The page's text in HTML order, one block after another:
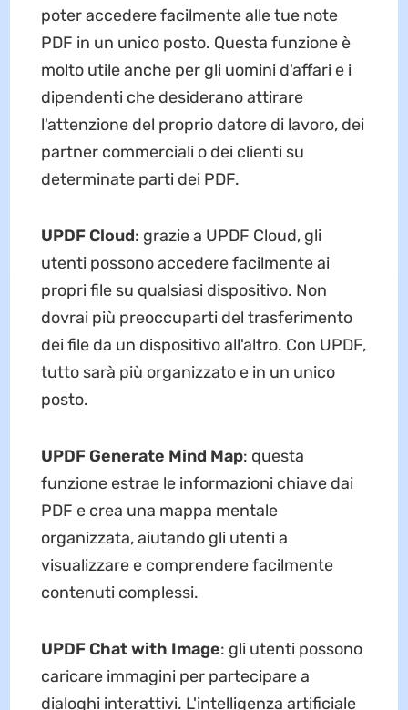
poter accedere facilmente alle tue note
PDF in un unico posto. Questa funzione è
molto utile anche per gli uomini d'affari e i
dipendenti che desiderano attirare
l'attenzione del proprio datore di lavoro, dei
partner commerciali o dei clienti su
determinate parti dei PDF.
UPDF Cloud: grazie a UPDF Cloud, gli
utenti possono accedere facilmente ai
propri file su qualsiasi dispositivo. Non
dovrai più preoccuparti del trasferimento
dei file da un dispositivo all'altro. Con UPDF,
tutto sarà più organizzato e in un unico
posto.
UPDF Generate Mind Map: questa
funzione estrae le informazioni chiave dai
PDF e crea una mappa mentale
organizzata, aiutando gli utenti a
visualizzare e comprendere facilmente
contenuti complessi.
UPDF Chat with Image: gli utenti possono
caricare immagini per partecipare a
dialoghi interattivi. L'intelligenza artificiale